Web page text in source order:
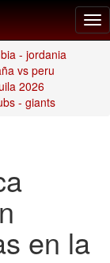
- jordania
vs peru
2026
- giants
en la